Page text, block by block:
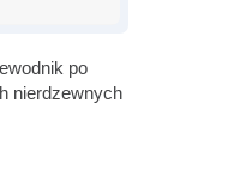
po
nierdzewnych